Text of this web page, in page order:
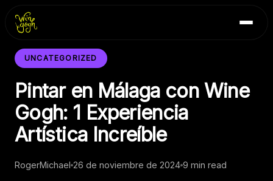
Inicio
Blog
Contacto
UNCATEGORIZED
Pintar en Málaga con Wine
Gogh: 1 Experiencia
Artística Increíble
RogerMichael 26 de noviembre de 2024 9 min read